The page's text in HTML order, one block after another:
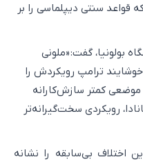
سنتی دیپلماسی را بر
بولونیا، گفت: «ملونی
ترامپ رویکردش را
موضعی کمتر سازش‌کارانه
رویکردی سخت‌گیرانه‌تر
اختلاف بی‌سابقه را نشانه